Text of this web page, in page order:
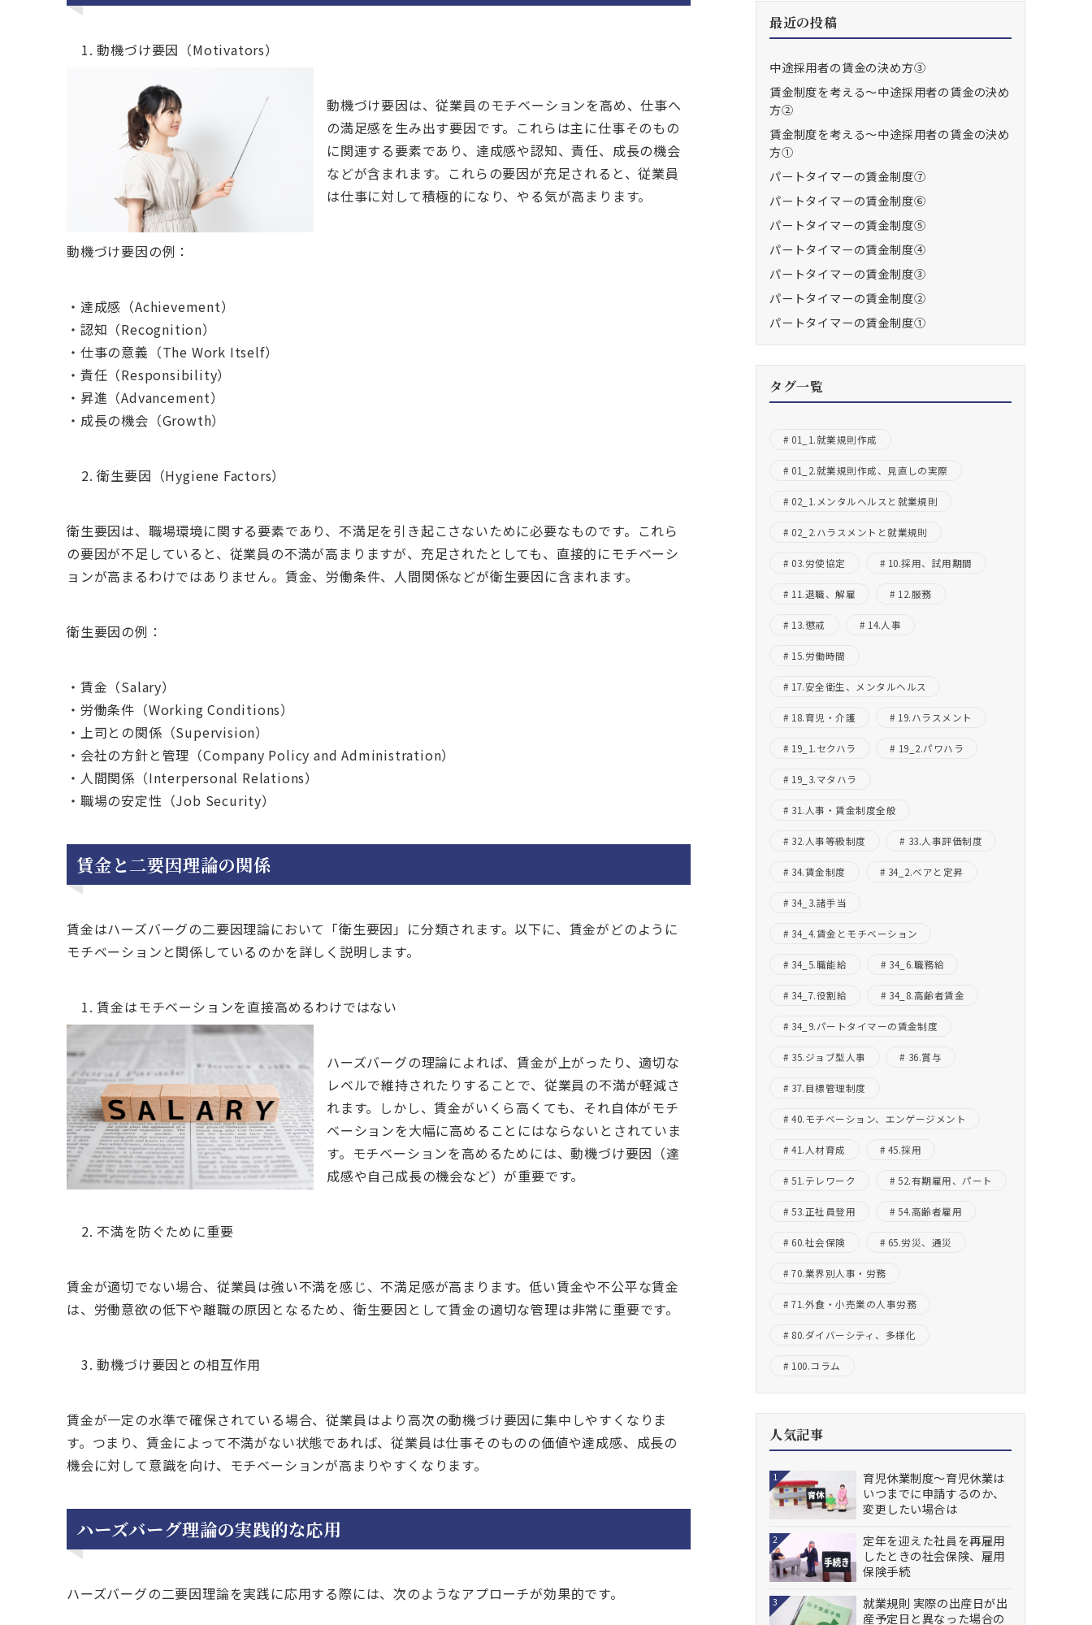
動機づけ要因（Motivators）
動機づけ要因は、従業員のモチベーションを高め、仕事へ
の満足感を生み出す要因です。これらは主に仕事そのもの
に関連する要素であり、達成感や認知、責任、成長の機会
などが含まれます。これらの要因が充足されると、従業員
は仕事に対して積極的になり、やる気が高まります。
動機づけ要因の例：
・達成感（Achievement）
・認知（Recognition）
・仕事の意義（The Work Itself）
・責任（Responsibility）
・昇進（Advancement）
・成長の機会（Growth）
衛生要因（Hygiene Factors）
衛生要因は、職場環境に関する要素であり、不満足を引き起こさないために必要なものです。これら
の要因が不足していると、従業員の不満が高まりますが、充足されたとしても、直接的にモチベーシ
ョンが高まるわけではありません。賃金、労働条件、人間関係などが衛生要因に含まれます。
衛生要因の例：
・賃金（Salary）
・労働条件（Working Conditions）
・上司との関係（Supervision）
・会社の方針と管理（Company Policy and Administration）
・人間関係（Interpersonal Relations）
・職場の安定性（Job Security）
賃金と二要因理論の関係
賃金はハーズバーグの二要因理論において「衛生要因」に分類されます。以下に、賃金がどのように
モチベーションと関係しているのかを詳しく説明します。
賃金はモチベーションを直接高めるわけではない
ハーズバーグの理論によれば、賃金が上がったり、適切な
レベルで維持されたりすることで、従業員の不満が軽減さ
れます。しかし、賃金がいくら高くても、それ自体がモチ
ベーションを大幅に高めることにはならないとされていま
す。モチベーションを高めるためには、動機づけ要因（達
成感や自己成長の機会など）が重要です。
不満を防ぐために重要
賃金が適切でない場合、従業員は強い不満を感じ、不満足感が高まります。低い賃金や不公平な賃金
は、労働意欲の低下や離職の原因となるため、衛生要因として賃金の適切な管理は非常に重要です。
動機づけ要因との相互作用
賃金が一定の水準で確保されている場合、従業員はより高次の動機づけ要因に集中しやすくなりま
す。つまり、賃金によって不満がない状態であれば、従業員は仕事そのものの価値や達成感、成長の
機会に対して意識を向け、モチベーションが高まりやすくなります。
ハーズバーグ理論の実践的な応用
ハーズバーグの二要因理論を実践に応用する際には、次のようなアプローチが効果的です。
最近の投稿
中途採用者の賃金の決め方③
賃金制度を考える～中途採用者の賃金の決め
方②
賃金制度を考える～中途採用者の賃金の決め
方①
パートタイマーの賃金制度⑦
パートタイマーの賃金制度⑥
パートタイマーの賃金制度⑤
パートタイマーの賃金制度④
パートタイマーの賃金制度③
パートタイマーの賃金制度②
パートタイマーの賃金制度①
タグ一覧
01_1.就業規則作成
01_2.就業規則作成、見直しの実際
02_1.メンタルヘルスと就業規則
02_2.ハラスメントと就業規則
03.労使協定 10.採用、試用期間
11.退職、解雇 12.服務
13.懲戒 14.人事
15.労働時間
17.安全衛生、メンタルヘルス
18.育児・介護 19.ハラスメント
19_1.セクハラ 19_2.パワハラ
19_3.マタハラ
31.人事・賃金制度全般
32.人事等級制度 33.人事評価制度
34.賃金制度 34_2.ベアと定昇
34_3.諸手当
34_4.賃金とモチベーション
34_5.職能給 34_6.職務給
34_7.役割給 34_8.高齢者賃金
34_9.パートタイマーの賃金制度
35.ジョブ型人事 36.賞与
37.目標管理制度
40.モチベーション、エンゲージメント
41.人材育成 45.採用
51.テレワーク 52.有期雇用、パート
53.正社員登用 54.高齢者雇用
60.社会保険 65.労災、通災
70.業界別人事・労務
71.外食・小売業の人事労務
80.ダイバーシティ、多様化
100.コラム
人気記事
1
育児休業制度～育児休業は
いつまでに申請するのか、
変更したい場合は
2
定年を迎えた社員を再雇用
したときの社会保険、雇用
保険手続
3
就業規則 実際の出産日が出
産予定日と異なった場合の